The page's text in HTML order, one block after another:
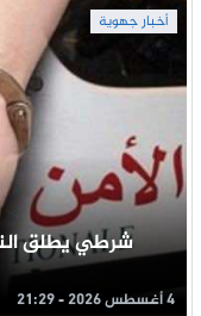
أخبار جهوية
شرطي يطلق
4 أغسطس 2026 - 21:29